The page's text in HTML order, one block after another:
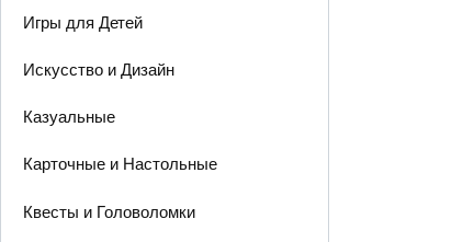
Игры для Детей
Искусство и Дизайн
Казуальные
Карточные и Настольные
Квесты и Головоломки